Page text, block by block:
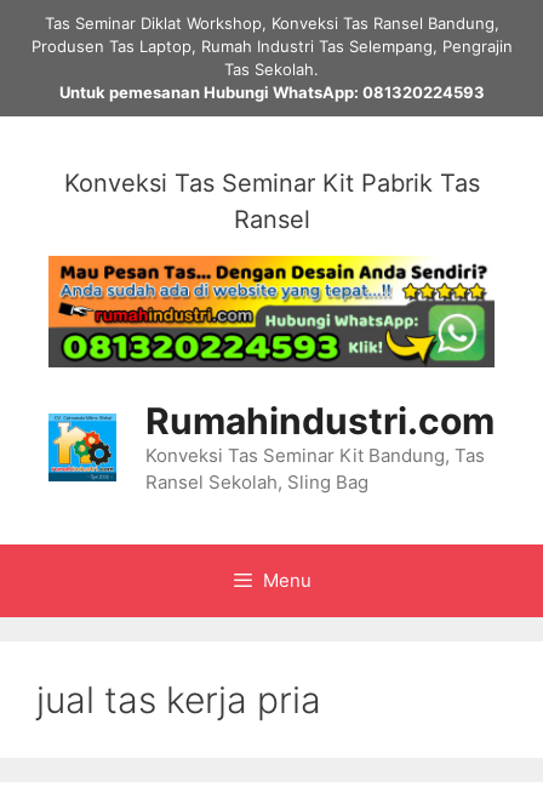
Tas Seminar Diklat Workshop, Konveksi Tas Ransel Bandung,
Produsen Tas Laptop, Rumah Industri Tas Selempang, Pengrajin
Tas Sekolah.
Untuk pemesanan Hubungi WhatsApp: 081320224593
Konveksi Tas Seminar Kit Pabrik Tas
Ransel
Rumahindustri.com
Konveksi Tas Seminar Kit Bandung, Tas
Ransel Sekolah, Sling Bag
Menu
jual tas kerja pria